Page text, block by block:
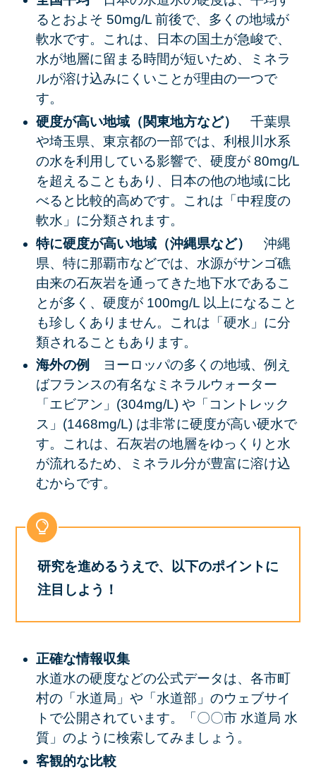
るとおよそ 50mg/L 前後で、多くの地域が
軟水です。これは、日本の国土が急峻で、
水が地層に留まる時間が短いため、ミネラ
ルが溶け込みにくいことが理由の一つで
す。
硬度が高い地域（関東地方など） 千葉県
や埼玉県、東京都の一部では、利根川水系
の水を利用している影響で、硬度が 80mg/L
を超えることもあり、日本の他の地域に比
べると比較的高めです。これは「中程度の
軟水」に分類されます。
特に硬度が高い地域（沖縄県など） 沖縄
県、特に那覇市などでは、水源がサンゴ礁
由来の石灰岩を通ってきた地下水であるこ
とが多く、硬度が 100mg/L 以上になること
も珍しくありません。これは「硬水」に分
類されることもあります。
海外の例
ヨーロッパの多くの地域、例え
ばフランスの有名なミネラルウォーター
「エビアン」(304mg/L) や「コントレック
ス」(1468mg/L) は非常に硬度が高い硬水で
す。これは、石灰岩の地層をゆっくりと水
が流れるため、ミネラル分が豊富に溶け込
むからです。
研究を進めるうえで、以下のポイントに
注目しよう！
正確な情報収集
水道水の硬度などの公式データは、各市町
村の「水道局」や「水道部」のウェブサイ
トで公開されています。「〇〇市 水道局 水
質」のように検索してみましょう。
客観的な比較